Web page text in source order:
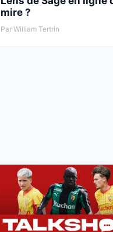
mire ?
Par William Tertrin